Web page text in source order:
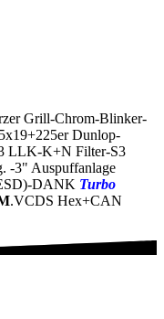
Grill-Chrom-Blinker-
Dunlop-
LLK-K+N Filter-S3
-3" Auspuffanlage
DANK Turbo
.VCDS Hex+CAN